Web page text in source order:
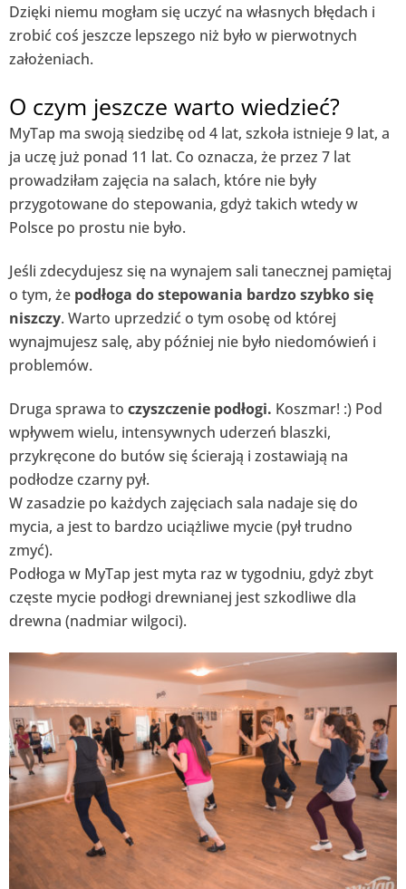
Dzięki niemu mogłam się uczyć na własnych błędach i
zrobić coś jeszcze lepszego niż było w pierwotnych
założeniach.
O czym jeszcze warto wiedzieć?
MyTap ma swoją siedzibę od 4 lat, szkoła istnieje 9 lat, a
ja uczę już ponad 11 lat. Co oznacza, że przez 7 lat
prowadziłam zajęcia na salach, które nie były
przygotowane do stepowania, gdyż takich wtedy w
Polsce po prostu nie było.
Jeśli zdecydujesz się na wynajem sali tanecznej pamiętaj
o tym, że podłoga do stepowania bardzo szybko się
niszczy. Warto uprzedzić o tym osobę od której
wynajmujesz salę, aby później nie było niedomówień i
problemów.
Druga sprawa to czyszczenie podłogi. Koszmar! :) Pod
wpływem wielu, intensywnych uderzeń blaszki,
przykręcone do butów się ścierają i zostawiają na
podłodze czarny pył.
W zasadzie po każdych zajęciach sala nadaje się do
mycia, a jest to bardzo uciążliwe mycie (pył trudno
zmyć).
Podłoga w MyTap jest myta raz w tygodniu, gdyż zbyt
częste mycie podłogi drewnianej jest szkodliwe dla
drewna (nadmiar wilgoci).